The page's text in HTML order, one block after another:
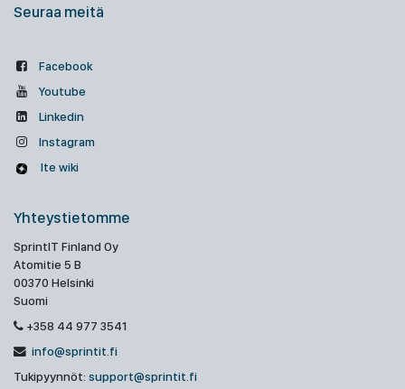
Seuraa meitä
Facebook
Youtube
Linkedin
Instagram
Ite wiki
Yhteystietomme
SprintIT Finland Oy
Atomitie 5 B
00370 Helsinki
Suomi
+358 44 977 3541
info@sprintit.fi
Tukipyynnöt: support@sprintit.fi